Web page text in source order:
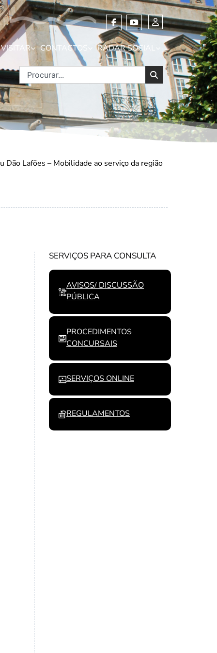
VISITAR CONTACTOS RADAR SOCIAL
Dão Lafões – Mobilidade ao serviço da região
SERVIÇOS PARA CONSULTA
AVISOS/ DISCUSSÃO
PÚBLICA
PROCEDIMENTOS
CONCURSAIS
SERVIÇOS ONLINE
REGULAMENTOS